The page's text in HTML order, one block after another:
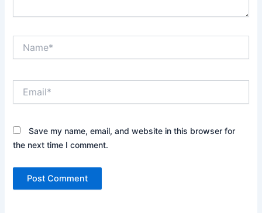
Save my name, email, and website in this browser for
the next time I comment.